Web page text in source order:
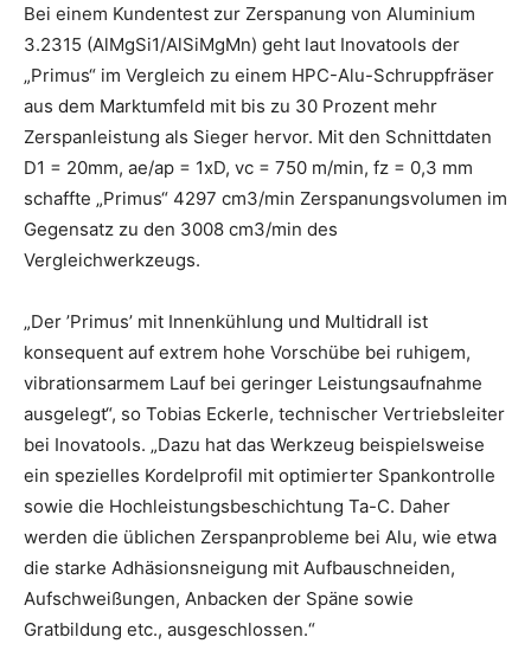
Bei einem Kundentest zur Zerspanung von Aluminium
3.2315 (AlMgSi1/AlSiMgMn) geht laut Inovatools der
„Primus“ im Vergleich zu einem HPC-Alu-Schruppfräser
aus dem Marktumfeld mit bis zu 30 Prozent mehr
Zerspanleistung als Sieger hervor. Mit den Schnittdaten
D1 = 20mm, ae/ap = 1xD, vc = 750 m/min, fz = 0,3 mm
schaffte „Primus“ 4297 cm3/min Zerspanungsvolumen im
Gegensatz zu den 3008 cm3/min des
Vergleichwerkzeugs.
„Der ’Primus’ mit Innenkühlung und Multidrall ist
konsequent auf extrem hohe Vorschübe bei ruhigem,
vibrationsarmem Lauf bei geringer Leistungsaufnahme
ausgelegt“, so Tobias Eckerle, technischer Vertriebsleiter
bei Inovatools. „Dazu hat das Werkzeug beispielsweise
ein spezielles Kordelprofil mit optimierter Spankontrolle
sowie die Hochleistungsbeschichtung Ta-C. Daher
werden die üblichen Zerspanprobleme bei Alu, wie etwa
die starke Adhäsionsneigung mit Aufbauschneiden,
Aufschweißungen, Anbacken der Späne sowie
Gratbildung etc., ausgeschlossen.“